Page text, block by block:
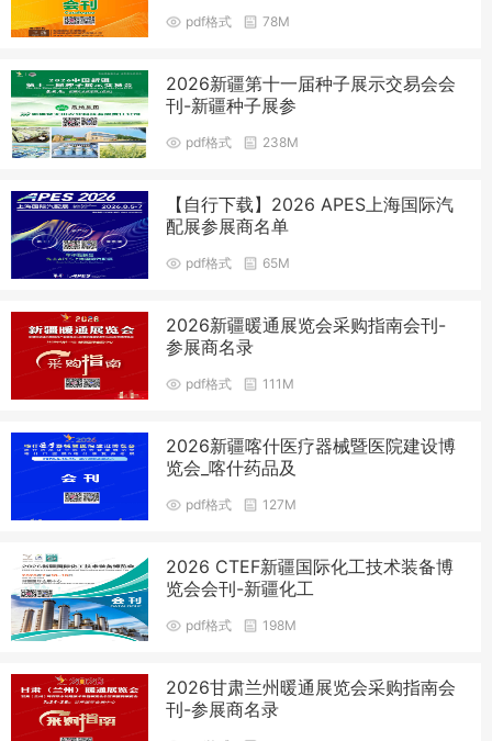
pdf格式 78M
2026新疆第十一届种子展示交易会会
刊-新疆种子展参
pdf格式 238M
【自行下载】2026 APES上海国际汽
配展参展商名单
pdf格式 65M
2026新疆暖通展览会采购指南会刊-
参展商名录
pdf格式 111M
2026新疆喀什医疗器械暨医院建设博
览会_喀什药品及
pdf格式 127M
2026 CTEF新疆国际化工技术装备博
览会会刊-新疆化工
pdf格式 198M
2026甘肃兰州暖通展览会采购指南会
刊-参展商名录